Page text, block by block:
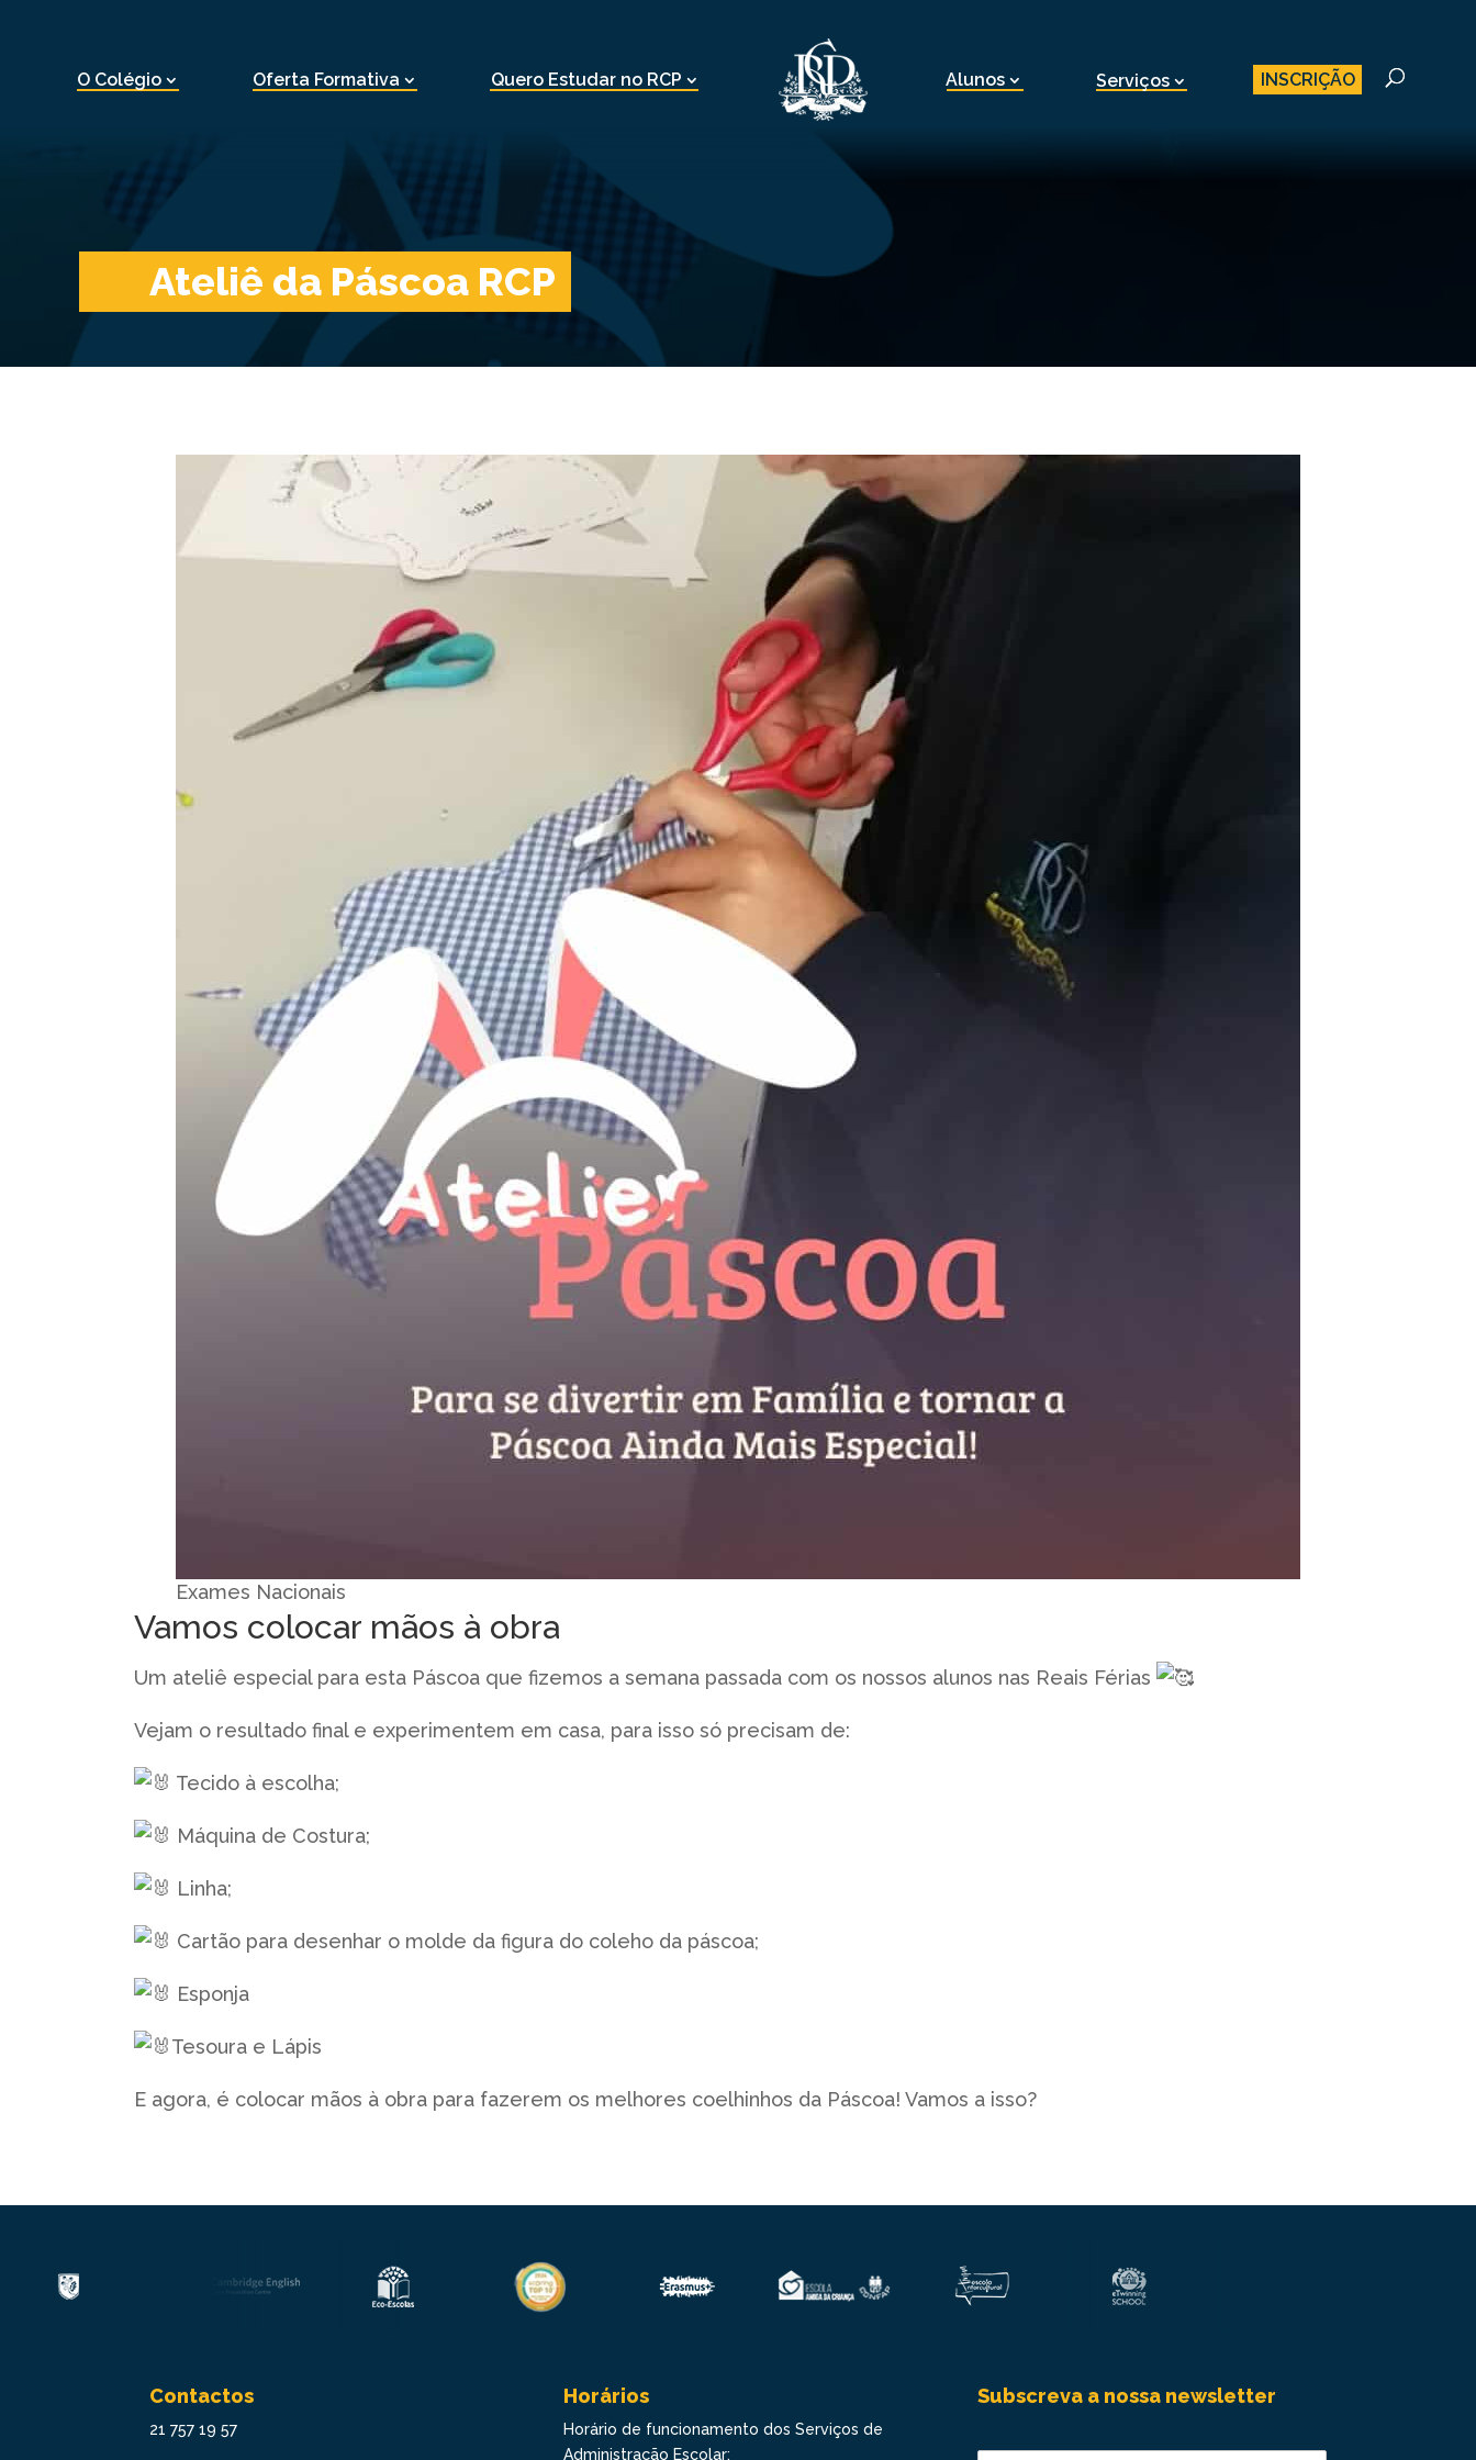
O Colégio Oferta Formativa Quero Estudar no RCP Alunos Serviços INSCRIÇÃO
Ateliê da Páscoa RCP
Exames Nacionais
Vamos colocar mãos à obra
Um ateliê especial para esta Páscoa que fizemos a semana passada com os nossos alunos nas Reais Férias
Vejam o resultado final e experimentem em casa, para isso só precisam de:
Tecido à escolha;
Máquina de Costura;
Linha;
Cartão para desenhar o molde da figura do coleho da páscoa;
Esponja
Tesoura e Lápis
E agora, é colocar mãos à obra para fazerem os melhores coelhinhos da Páscoa! Vamos a isso?
Contactos
21 757 19 57
Horários
Horário de funcionamento dos Serviços de
Administração Escolar:
Subscreva a nossa newsletter